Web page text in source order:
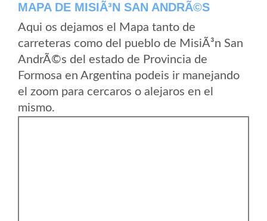
MAPA DE MISIÃ³N SAN ANDRÃ©S
Aqui os dejamos el Mapa tanto de
carreteras como del pueblo de MisiÃ³n San
AndrÃ©s del estado de Provincia de
Formosa en Argentina podeis ir manejando
el zoom para cercaros o alejaros en el
mismo.